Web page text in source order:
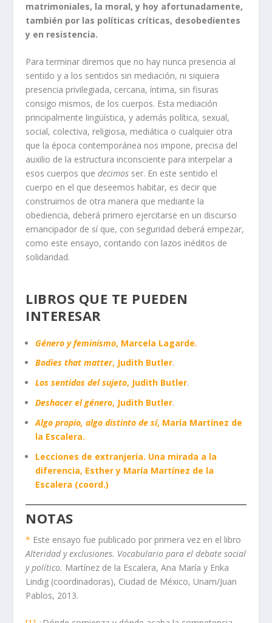
matrimoniales, la moral, y hoy afortunadamente,
también por las políticas críticas, desobedientes
y en resistencia.
Para terminar diremos que no hay nunca presencia al
sentido y a los sentidos sin mediación, ni siquiera
presencia privilegiada, cercana, íntima, sin fisuras
consigo mismos, de los cuerpos. Esta mediación
principalmente lingüística, y además política, sexual,
social, colectiva, religiosa, mediática o cualquier otra
que la época contemporánea nos impone, precisa del
auxilio de la estructura inconsciente para interpelar a
esos cuerpos quedecimos ser. En este sentido el
cuerpo en el que deseemos habitar, es decir que
construimos de otra manera que mediante la
obediencia, deberá primero ejercitarse en un discurso
emancipador de sí que, con seguridad deberá empezar,
como este ensayo, contando con lazos inéditos de
solidaridad.
LIBROS QUE TE PUEDEN
INTERESAR
Género y feminismo, Marcela Lagarde.
Bodies that matter, Judith Butler.
Los sentidos del sujeto, Judith Butler.
Deshacer el género, Judith Butler.
Algo propio, algo distinto de sí, María Martínez de
la Escalera.
Lecciones de extranjería. Una mirada a la
diferencia, Esther y María Martínez de la
Escalera (coord.)
NOTAS
* Este ensayo fue publicado por primera vez en el libro
Alteridad y exclusiones. Vocabulario para el debate social
y político. Martínez de la Escalera, Ana María y Erika
Lindig (coordinadoras), Ciudad de México, Unam/Juan
Pablos, 2013.